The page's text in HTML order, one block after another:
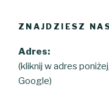
ZNAJDZIESZ
Adres:
(kliknij w adres
Google)